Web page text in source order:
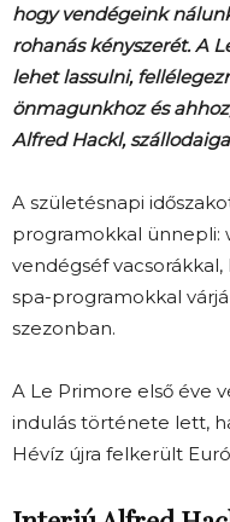
hogy vendégeink
rohanás kényszerét. A
lehet lassulni,
önmagunkhoz és
Alfred Hackl,
A születésnapi
programokkal ünnepli:
vendégséf
spa-programokkal
szezonban.
A Le Primore első éve
indulás története lett,
Hévíz újra felkerült